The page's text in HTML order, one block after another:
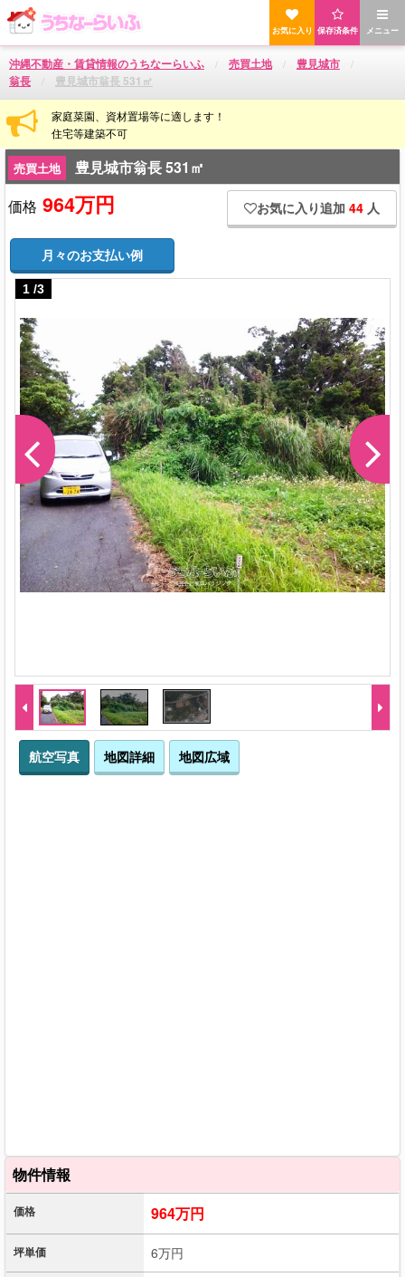
メニュー
保存済条件
お気に入り
沖縄不動産・賃貸情報のうちなーらいふ 売買土地
豊見城市
翁長
豊見城市翁長 531㎡
家庭菜園、資材置場等に適します！
住宅等建築不可
売買土地
豊見城市翁長 531㎡
価格 964万円 お気に入り追加 44 人
月々のお支払い例
1 /3
航空写真 地図詳細 地図広域
物件情報
価格 964万円
坪単価 6万円